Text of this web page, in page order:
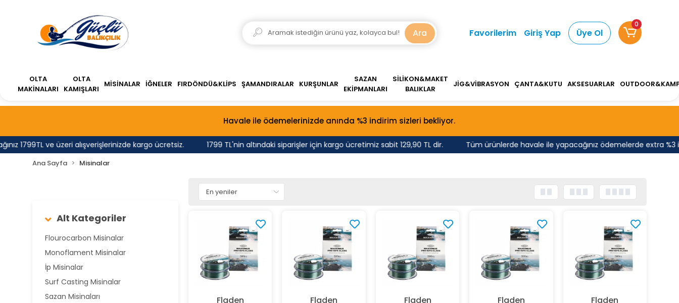
Havale ile ödemelerinizde anında %3 indirim sizleri bekliyor.
1799TL ve üzeri alışverişlerinizde kargo ücretsiz. 1799 TL'nin altındaki siparişler için kargo ücretimiz sabit 129,90 TL dir. Tüm ürünlerde havale ile yapacağınız ödemelerde extra %3
Ara Favorilerim Giriş Yap Üye Ol
0
OLTA
MAKİNALARI
OLTA
KAMIŞLARI
MİSİNALAR İĞNELER FIRDÖNDÜ&KLİPS ŞAMANDIRALAR KURŞUNLAR
SAZAN
EKİPMANLARI
SİLİKON&MAKET
BALIKLAR
JİG&VİBRASYON ÇANTA&KUTU AKSESUARLAR
Ana Sayfa Misinalar
Alt Kategoriler
Flourocarbon Misinalar
Monoflament Misinalar
İp Misinalar
Surf Casting Misinalar
Sazan Misinaları
Fladen Fladen Fladen Fladen Fladen